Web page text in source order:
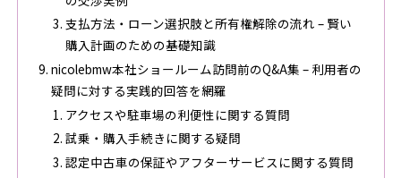
支払方法・ローン選択肢と所有権解除の流れ – 賢い
購入計画のための基礎知識
nicolebmw本社ショールーム訪問前のQ&A集 – 利用者の
疑問に対する実践的回答を網羅
アクセスや駐車場の利便性に関する質問
試乗・購入手続きに関する疑問
認定中古車の保証やアフターサービスに関する質問